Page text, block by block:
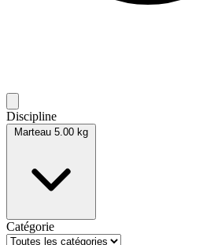
Discipline
Marteau 5.00 kg
Catégorie